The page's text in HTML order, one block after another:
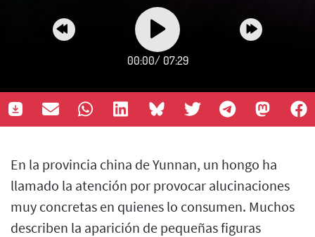
00:00/ 07:29
En la provincia china de Yunnan, un hongo ha
llamado la atención por provocar alucinaciones
muy concretas en quienes lo consumen. Muchos
describen la aparición de pequeñas figuras